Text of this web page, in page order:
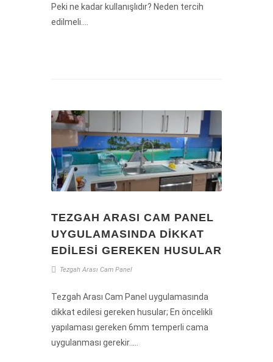
Peki ne kadar kullanışlıdır? Neden tercih
edilmeli....
TEZGAH ARASI CAM PANEL
UYGULAMASINDA DIKKAT
EDILESI GEREKEN HUSULAR
Tezgah Arası Cam Panel
Tezgah Arası Cam Panel uygulamasında
dikkat edilesi gereken husular; En öncelikli
yapılaması gereken 6mm temperli cama
uygulanması gerekir.....